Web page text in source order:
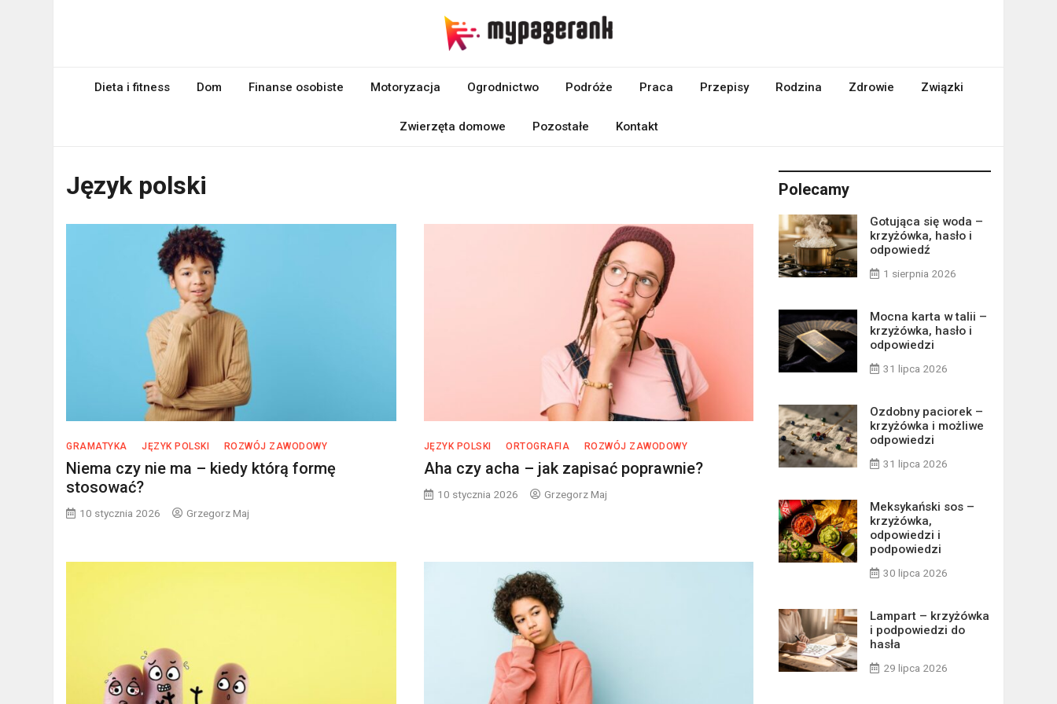
myPageRank.pl
Dieta i fitness Dom Finanse osobiste Motoryzacja Ogrodnictwo Podróże Praca Przepisy Rodzina Zdrowie Związki
Zwierzęta domowe Pozostałe Kontakt
Język polski
GRAMATYKA JĘZYK POLSKI ROZWÓJ ZAWODOWY
Niema czy nie ma – kiedy którą formę
stosować?
10 stycznia 2026 Grzegorz Maj
JĘZYK POLSKI ORTOGRAFIA ROZWÓJ ZAWODOWY
Aha czy acha – jak zapisać poprawnie?
10 stycznia 2026 Grzegorz Maj
Polecamy
Gotująca się woda –
krzyżówka, hasło i
odpowiedź
1 sierpnia 2026
Mocna karta w talii –
krzyżówka, hasło i
odpowiedzi
31 lipca 2026
Ozdobny paciorek –
krzyżówka i możliwe
odpowiedzi
31 lipca 2026
Meksykański sos –
krzyżówka,
odpowiedzi i
podpowiedzi
30 lipca 2026
Lampart – krzyżówka
i podpowiedzi do
hasła
29 lipca 2026